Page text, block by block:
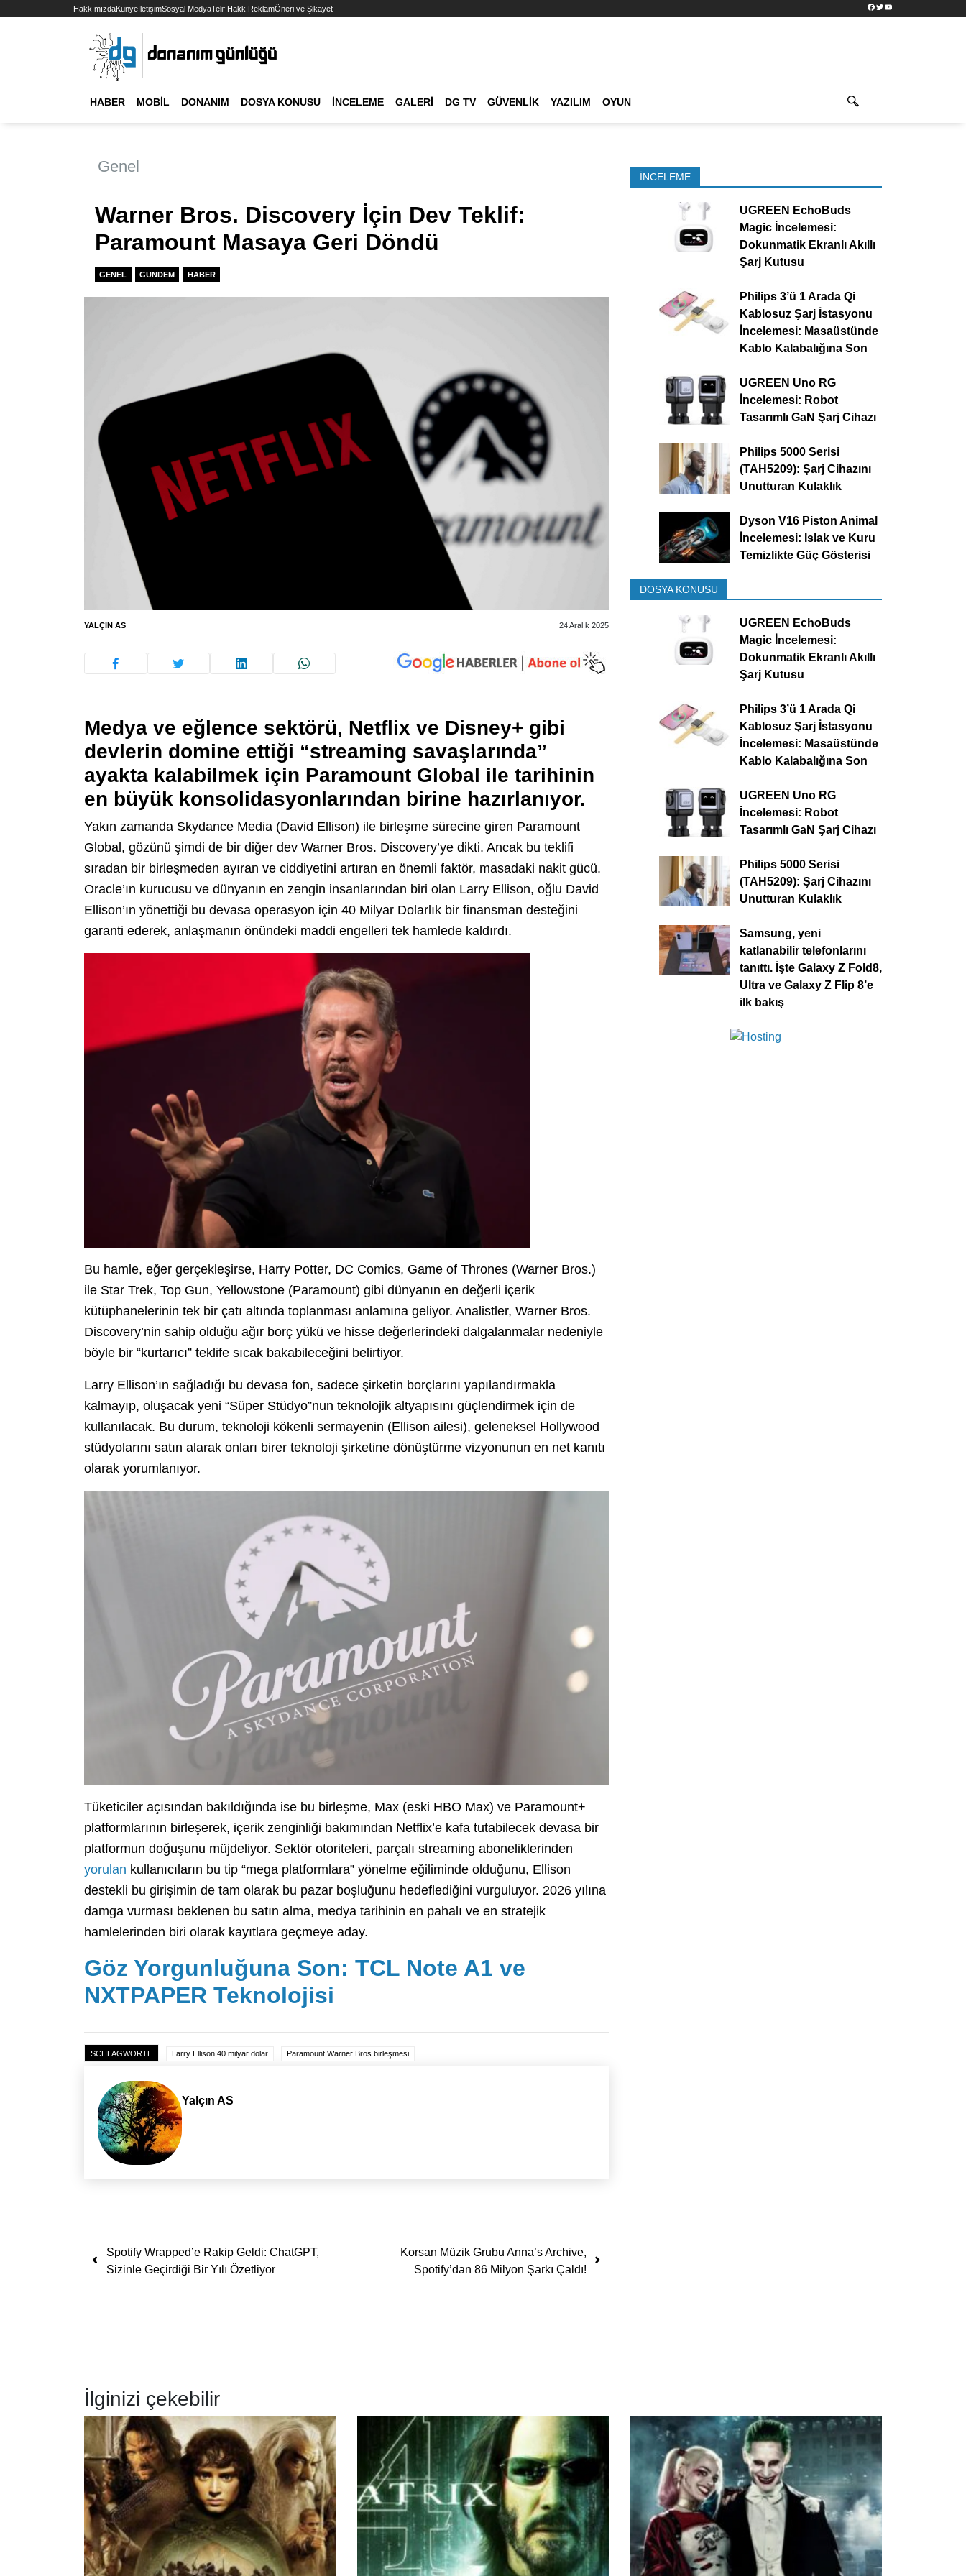
HakkımızdaKünyeİletişimSosyal MedyaTelif HakkıReklamÖneri ve Şikayet Facebook
TwitterYouTube
HABER MOBIL DONANIM DOSYA KONUSU İNCELEME GALERI DG TV GÜVENLIK YAZILIM OYUN
Genel
Warner Bros. Discovery İçin Dev Teklif:
Paramount Masaya Geri Döndü
GENEL GUNDEM HABER
YALÇIN AS 24 Aralık 2025
Medya ve eğlence sektörü, Netflix ve Disney+ gibi
devlerin domine ettiği “streaming savaşlarında”
ayakta kalabilmek için Paramount Global ile tarihinin
en büyük konsolidasyonlarından birine hazırlanıyor.
Yakın zamanda Skydance Media (David Ellison) ile birleşme sürecine giren Paramount
Global, gözünü şimdi de bir diğer dev Warner Bros. Discovery’ye dikti. Ancak bu teklifi
sıradan bir birleşmeden ayıran ve ciddiyetini artıran en önemli faktör, masadaki nakit gücü.
Oracle’ın kurucusu ve dünyanın en zengin insanlarından biri olan Larry Ellison, oğlu David
Ellison’ın yönettiği bu devasa operasyon için 40 Milyar Dolarlık bir finansman desteğini
garanti ederek, anlaşmanın önündeki maddi engelleri tek hamlede kaldırdı.
Bu hamle, eğer gerçekleşirse, Harry Potter, DC Comics, Game of Thrones (Warner Bros.)
ile Star Trek, Top Gun, Yellowstone (Paramount) gibi dünyanın en değerli içerik
kütüphanelerinin tek bir çatı altında toplanması anlamına geliyor. Analistler, Warner Bros.
Discovery’nin sahip olduğu ağır borç yükü ve hisse değerlerindeki dalgalanmalar nedeniyle
böyle bir “kurtarıcı” teklife sıcak bakabileceğini belirtiyor.
Larry Ellison’ın sağladığı bu devasa fon, sadece şirketin borçlarını yapılandırmakla
kalmayıp, oluşacak yeni “Süper Stüdyo”nun teknolojik altyapısını güçlendirmek için de
kullanılacak. Bu durum, teknoloji kökenli sermayenin (Ellison ailesi), geleneksel Hollywood
stüdyolarını satın alarak onları birer teknoloji şirketine dönüştürme vizyonunun en net kanıtı
olarak yorumlanıyor.
Tüketiciler açısından bakıldığında ise bu birleşme, Max (eski HBO Max) ve Paramount+
platformlarının birleşerek, içerik zenginliği bakımından Netflix’e kafa tutabilecek devasa bir
platformun doğuşunu müjdeliyor. Sektör otoriteleri, parçalı streaming aboneliklerinden
yorulan kullanıcıların bu tip “mega platformlara” yönelme eğiliminde olduğunu, Ellison
destekli bu girişimin de tam olarak bu pazar boşluğunu hedeflediğini vurguluyor. 2026 yılına
damga vurması beklenen bu satın alma, medya tarihinin en pahalı ve en stratejik
hamlelerinden biri olarak kayıtlara geçmeye aday.
Göz Yorgunluğuna Son: TCL Note A1 ve
NXTPAPER Teknolojisi
SCHLAGWORTE Larry Ellison 40 milyar dolar Paramount Warner Bros birleşmesi
Yalçın AS
Yazı dolaşımı
Spotify Wrapped’e Rakip Geldi: ChatGPT,
Sizinle Geçirdiği Bir Yılı Özetliyor
Korsan Müzik Grubu Anna’s Archive,
Spotify’dan 86 Milyon Şarkı Çaldı!
İNCELEME
UGREEN EchoBuds
Magic İncelemesi:
Dokunmatik Ekranlı Akıllı
Şarj Kutusu
Philips 3’ü 1 Arada Qi
Kablosuz Şarj İstasyonu
İncelemesi: Masaüstünde
Kablo Kalabalığına Son
UGREEN Uno RG
İncelemesi: Robot
Tasarımlı GaN Şarj Cihazı
Philips 5000 Serisi
(TAH5209): Şarj Cihazını
Unutturan Kulaklık
Dyson V16 Piston Animal
İncelemesi: Islak ve Kuru
Temizlikte Güç Gösterisi
DOSYA KONUSU
UGREEN EchoBuds
Magic İncelemesi:
Dokunmatik Ekranlı Akıllı
Şarj Kutusu
Philips 3’ü 1 Arada Qi
Kablosuz Şarj İstasyonu
İncelemesi: Masaüstünde
Kablo Kalabalığına Son
UGREEN Uno RG
İncelemesi: Robot
Tasarımlı GaN Şarj Cihazı
Philips 5000 Serisi
(TAH5209): Şarj Cihazını
Unutturan Kulaklık
Samsung, yeni
katlanabilir telefonlarını
tanıttı. İşte Galaxy Z Fold8,
Ultra ve Galaxy Z Flip 8’e
ilk bakış
İlginizi çekebilir